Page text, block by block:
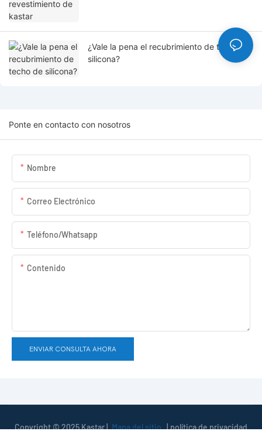
¿Vale la pena el recubrimiento de techo de
silicona?
Ponte en contacto con nosotros
Nombre
Correo Electrónico
Teléfono/whatsapp
Contenido
ENVIAR CONSULTA AHORA
Copyright © 2025 Kastar |Mapa del sitio|política de privacidad